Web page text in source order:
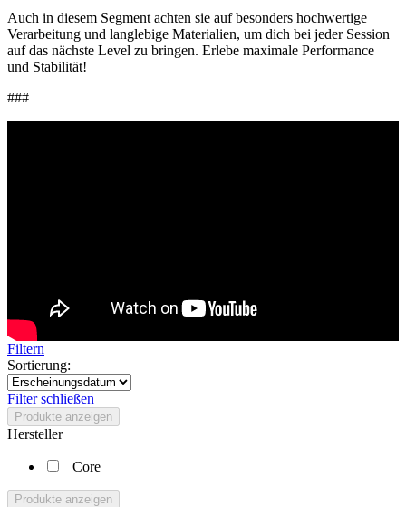
Auch in diesem Segment achten sie auf besonders hochwertige
Verarbeitung und langlebige Materialien, um dich bei jeder Session
auf das nächste Level zu bringen. Erlebe maximale Performance
und Stabilität!
###
Filtern
Sortierung:
Filter schließen
Produkte anzeigen
Hersteller
Core
Produkte anzeigen